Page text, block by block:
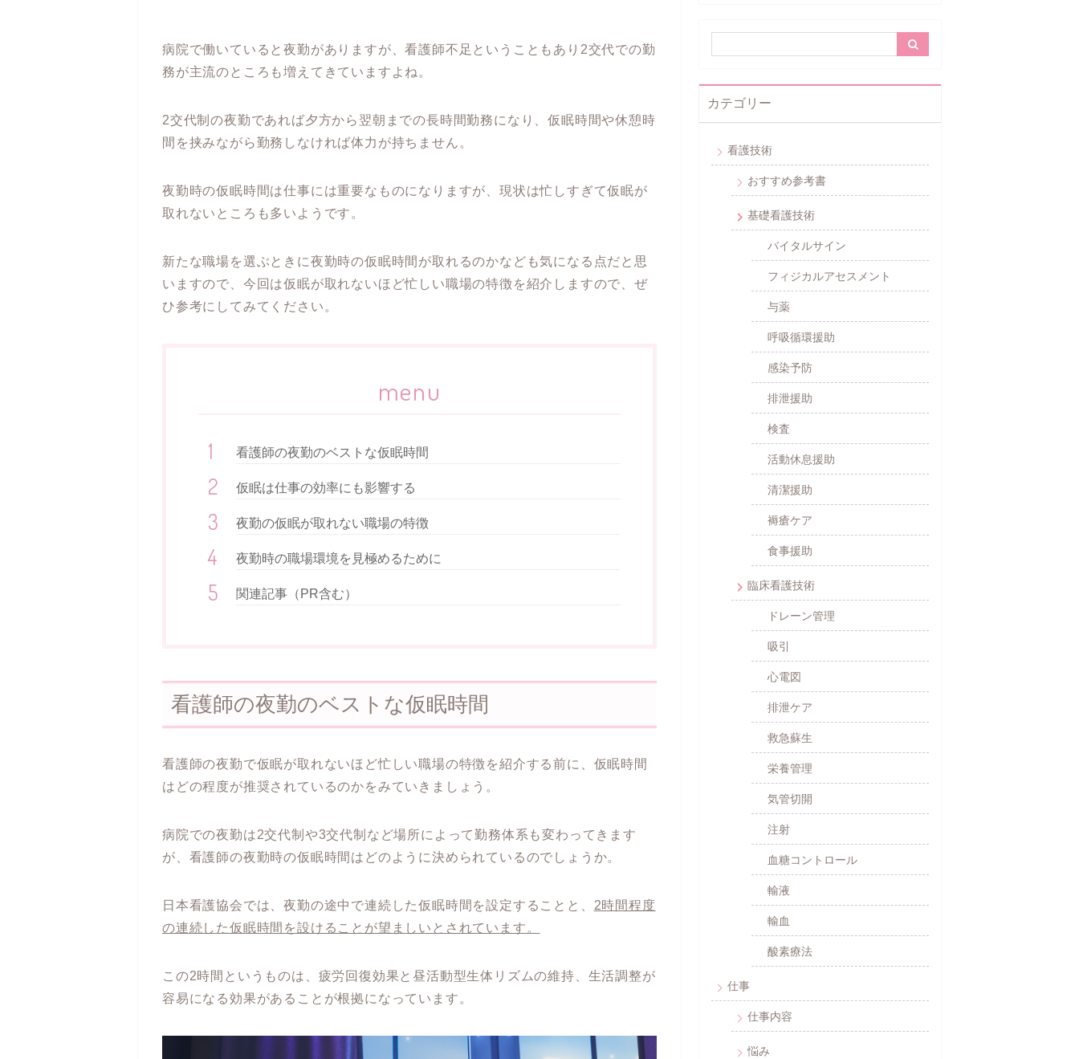
病院で働いていると夜勤がありますが、看護師不足ということもあり2交代での勤
務が主流のところも増えてきていますよね。
2交代制の夜勤であれば夕方から翌朝までの長時間勤務になり、仮眠時間や休憩時
間を挟みながら勤務しなければ体力が持ちません。
夜勤時の仮眠時間は仕事には重要なものになりますが、現状は忙しすぎて仮眠が
取れないところも多いようです。
新たな職場を選ぶときに夜勤時の仮眠時間が取れるのかなども気になる点だと思
いますので、今回は仮眠が取れないほど忙しい職場の特徴を紹介しますので、ぜ
ひ参考にしてみてください。
menu
看護師の夜勤のベストな仮眠時間
仮眠は仕事の効率にも影響する
夜勤の仮眠が取れない職場の特徴
夜勤時の職場環境を見極めるために
関連記事（PR含む）
看護師の夜勤のベストな仮眠時間
看護師の夜勤で仮眠が取れないほど忙しい職場の特徴を紹介する前に、仮眠時間
はどの程度が推奨されているのかをみていきましょう。
病院での夜勤は2交代制や3交代制など場所によって勤務体系も変わってきます
が、看護師の夜勤時の仮眠時間はどのように決められているのでしょうか。
日本看護協会では、夜勤の途中で連続した仮眠時間を設定することと、 2時間程度
の連続した仮眠時間を設けることが望ましいとされています。
この2時間というものは、疲労回復効果と昼活動型生体リズムの維持、生活調整が
容易になる効果があることが根拠になっています。
カテゴリー
看護技術
おすすめ参考書
基礎看護技術
バイタルサイン
フィジカルアセスメント
与薬
呼吸循環援助
感染予防
排泄援助
検査
活動休息援助
清潔援助
褥瘡ケア
食事援助
臨床看護技術
ドレーン管理
吸引
心電図
排泄ケア
救急蘇生
栄養管理
気管切開
注射
血糖コントロール
輸液
輸血
酸素療法
仕事
仕事内容
悩み